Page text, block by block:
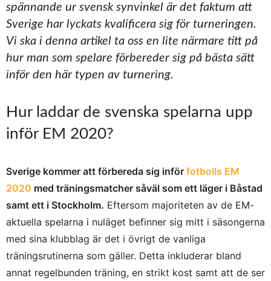
spännande ur svensk synvinkel är det faktum att
Sverige har lyckats kvalificera sig för turneringen.
Vi ska i denna artikel ta oss en lite närmare titt på
hur man som spelare förbereder sig på bästa sätt
inför den här typen av turnering.
Hur laddar de svenska spelarna upp
inför EM 2020?
Sverige kommer att förbereda sig inför fotbolls EM
2020 med träningsmatcher såväl som ett läger i Båstad
samt ett i Stockholm. Eftersom majoriteten av de EM-
aktuella spelarna i nuläget befinner sig mitt i säsongerna
med sina klubblag är det i övrigt de vanliga
träningsrutinerna som gäller. Detta inkluderar bland
annat regelbunden träning, en strikt kost samt att de ser